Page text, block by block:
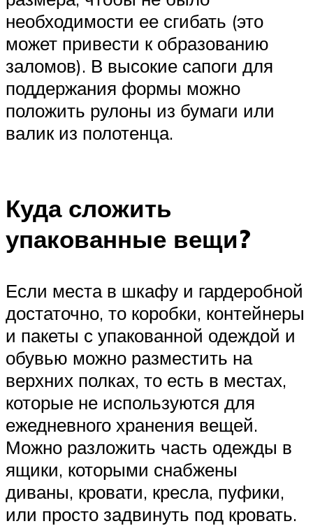
необходимости ее сгибать (это
может привести к образованию
заломов). В высокие сапоги для
поддержания формы можно
положить рулоны из бумаги или
валик из полотенца.
Куда сложить
упакованные вещи?
Если места в шкафу и гардеробной
достаточно, то коробки, контейнеры
и пакеты с упакованной одеждой и
обувью можно разместить на
верхних полках, то есть в местах,
которые не используются для
ежедневного хранения вещей.
Можно разложить часть одежды в
ящики, которыми снабжены
диваны, кровати, кресла, пуфики,
или просто задвинуть под кровать.